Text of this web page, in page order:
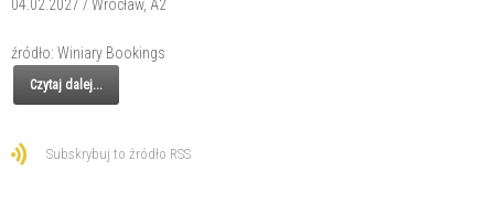
04.02.2027 / Wrocław, A2
źródło: Winiary Bookings
Czytaj dalej...
Subskrybuj to źródło RSS